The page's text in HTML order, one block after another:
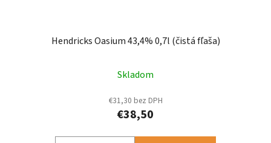
Hendricks Oasium 43,4% 0,7l (čistá fľaša)
Skladom
€31,30 bez DPH
€38,50